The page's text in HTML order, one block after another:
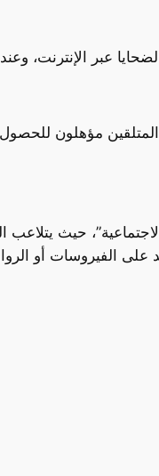
حيث يتلاعب